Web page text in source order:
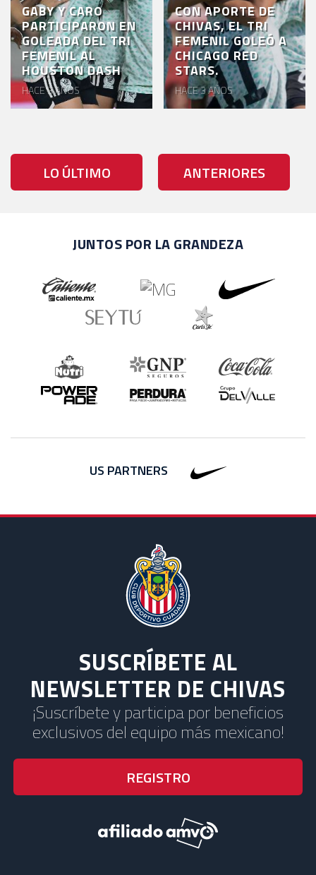
GABY Y CARO
PARTICIPARON EN
GOLEADA DEL TRI
FEMENIL AL
HOUSTON DASH
HACE 3 AÑOS
CON APORTE DE
CHIVAS, EL TRI
FEMENIL GOLEÓ A
CHICAGO RED
STARS.
HACE 3 AÑOS
LO ÚLTIMO ANTERIORES
JUNTOS POR LA GRANDEZA
US PARTNERS
SUSCRÍBETE AL
NEWSLETTER DE CHIVAS
¡Suscríbete y participa por beneficios
exclusivos del equipo más mexicano!